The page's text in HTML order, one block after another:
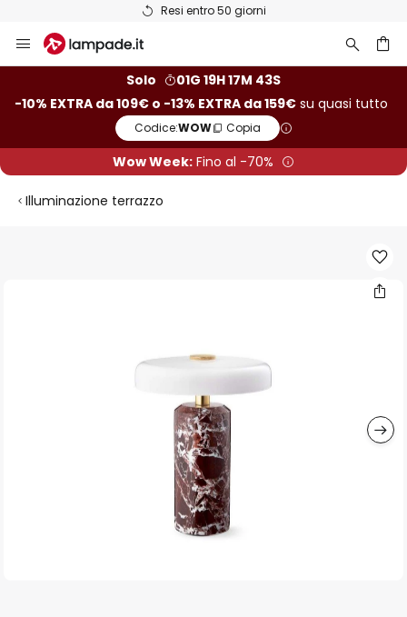
Resi entro 50 giorni
Salta
al
Solo
01G 19H 17M 42S
-10% EXTRA da 109€ o -13% EXTRA da 159€ su quasi tutto
Codice:WOW Copia
Wow Week: Fino al -70%
Illuminazione terrazzo